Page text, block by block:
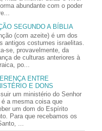
abundante com o poder
SEGUNDO A BÍBLIA
(com azeite) é um dos
antigos costumes israelitas.
se, provavelmente, da
de culturas anteriores à
po...
ENTRE
E DONS
um ministério do Senhor
é a mesma coisa que
um dom do Espírito
Para que recebamos os
...